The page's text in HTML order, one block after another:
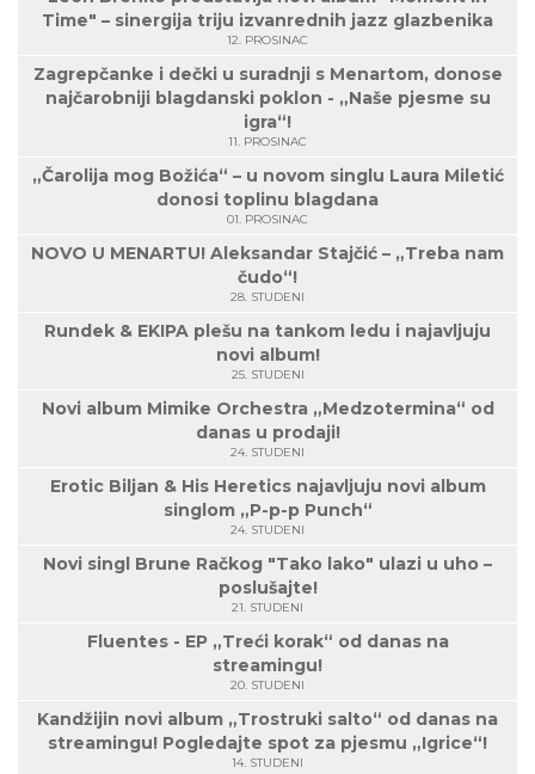
Time" – sinergija triju izvanrednih jazz glazbenika
12. PROSINAC
Zagrepčanke i dečki u suradnji s Menartom, donose
najčarobniji blagdanski poklon - „Naše pjesme su
igra“!
11. PROSINAC
„Čarolija mog Božića“ – u novom singlu Laura Miletić
donosi toplinu blagdana
01. PROSINAC
NOVO U MENARTU! Aleksandar Stajčić – „Treba nam
čudo“!
28. STUDENI
Rundek & EKIPA plešu na tankom ledu i najavljuju
novi album!
25. STUDENI
Novi album Mimike Orchestra „Medzotermina“ od
danas u prodaji!
24. STUDENI
Erotic Biljan & His Heretics najavljuju novi album
singlom „P-p-p Punch“
24. STUDENI
Novi singl Brune Račkog "Tako lako" ulazi u uho –
poslušajte!
21. STUDENI
Fluentes - EP „Treći korak“ od danas na
streamingu!
20. STUDENI
Kandžijin novi album „Trostruki salto“ od danas na
streamingu! Pogledajte spot za pjesmu „Igrice“!
14. STUDENI